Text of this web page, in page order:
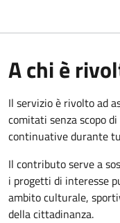
A chi è
Il servizio è rivolto ad
comitati senza scopo
continuative durante
Il contributo serve a
i progetti di interesse
ambito culturale,
della cittadinanza.